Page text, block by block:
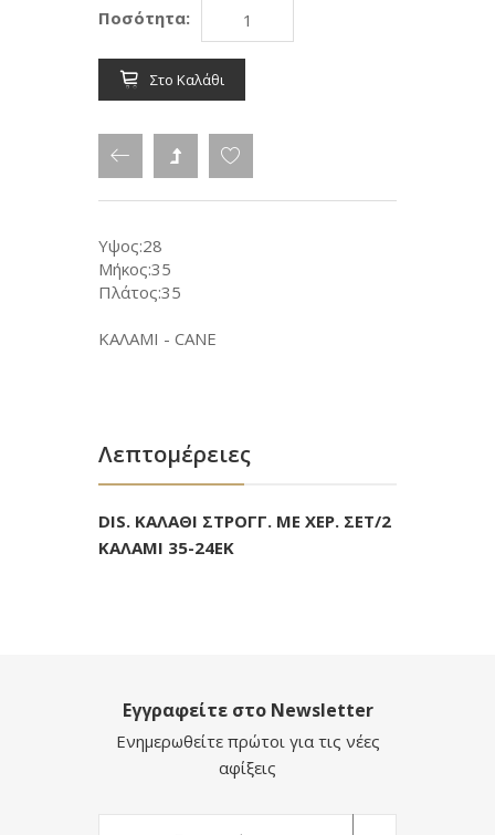
Ποσότητα:
Στο Καλάθι
Υψος:28
Μήκος:35
Πλάτος:35
ΚΑΛΑΜΙ - CANE
Λεπτομέρειες
DIS. ΚΑΛΑΘΙ ΣΤΡΟΓΓ. ΜΕ ΧΕΡ. ΣΕΤ/2
ΚΑΛΑΜΙ 35-24ΕΚ
Εγγραφείτε στο Newsletter
Ενημερωθείτε πρώτοι για τις νέες
αφίξεις